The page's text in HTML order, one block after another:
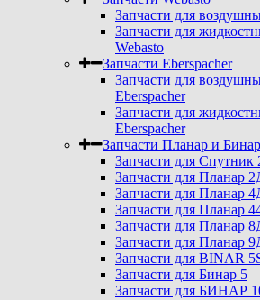
Запчасти для
Запчасти для
Webasto
Запчасти Eberspacher
Запчасти для
Eberspacher
Запчасти для
Eberspacher
Запчасти Планар и Бинар
Запчасти для Спутник
Запчасти для Планар
Запчасти для
Запчасти для Планар
Запчасти для Планар
Запчасти для Планар
Запчасти для BINAR
Запчасти для Бинар 5
Запчасти для БИНАР